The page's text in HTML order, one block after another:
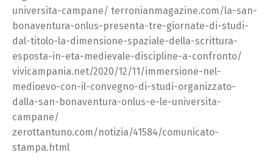
universita-campane/ terronianmagazine.com/la-san-
bonaventura-onlus-presenta-tre-giornate-di-studi-
dal-titolo-la-dimensione-spaziale-della-scrittura-
esposta-in-eta-medievale-discipline-a-confronto/
vivicampania.net/2020/12/11/immersione-nel-
medioevo-con-il-convegno-di-studi-organizzato-
dalla-san-bonaventura-onlus-e-le-universita-
campane/
zerottantuno.com/notizia/41584/comunicato-
stampa.html